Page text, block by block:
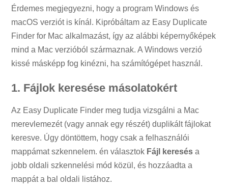
Érdemes megjegyezni, hogy a program Windows és
macOS verziót is kínál. Kipróbáltam az Easy Duplicate
Finder for Mac alkalmazást, így az alábbi képernyőképek
mind a Mac verzióból származnak. A Windows verzió
kissé másképp fog kinézni, ha számítógépet használ.
1. Fájlok keresése másolatokért
Az Easy Duplicate Finder meg tudja vizsgálni a Mac
merevlemezét (vagy annak egy részét) duplikált fájlokat
keresve. Úgy döntöttem, hogy csak a felhasználói
mappámat szkennelem. én választok Fájl keresés a
jobb oldali szkennelési mód közül, és hozzáadta a
mappát a bal oldali listához.